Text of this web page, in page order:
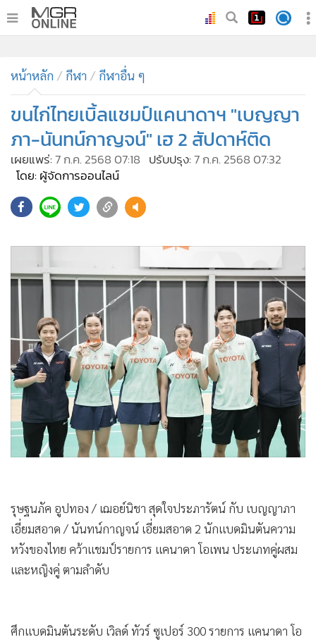
• ทันเหตุการณ์
• ภาคใต้
• ภูมิภาค
• Online Section
• บันเทิง
ผู้จัดการรายวัน
• คอลัมนิสต์
• CbizReview
• Cyber BIZ
ผู้จัดกวน
Good health & Well-being
• Green Innovation & SD
Management & HR
• MGR Live
• Infographic
• การเมือง
ท่องเที่ยว
• Special Scoop
• เศรษฐกิจ-ธุรกิจ
• จีน
• ชุมชน-คุณภาพชีวิต
•
Motoring
หน้าหลัก กีฬา กีฬาอื่น ๆ
ขนไก่ไทยเบิ้ลแชมป์แคนาดาฯ "เบญญา
ภา-นันทน์กาญจน์" เฮ 2 สัปดาห์ติด
เผยแพร่:7 ก.ค. 2568 07:18 ปรับปรุง:7 ก.ค. 2568 07:32
โดย: ผู้จัดการออนไลน์
รุษฐนภัค อูปทอง / เฌอย์นิชา สุดใจประภารัตน์ กับ เบญญาภา
เอี่ยมสอาด / นันทน์กาญจน์ เอี่ยมสอาด 2 นักแบดมินตันความ
หวังของไทย คว้าแชมป์รายการ แคนาดา โอเพน ประเภทคู่ผสม
และหญิงคู่ ตามลำดับ
ศึกแบดมินตันระดับ เวิลด์ ทัวร์ ซูเปอร์ 300 รายการ แคนาดา โอ